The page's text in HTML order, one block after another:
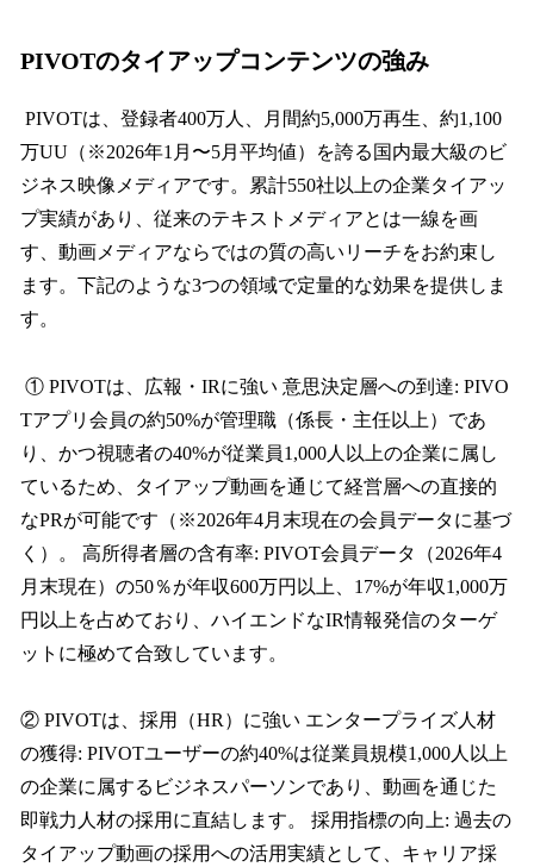
PIVOTのタイアップコンテンツの強み
PIVOTは、登録者400万人、月間約5,000万再生、約1,100
万UU（※2026年1月〜5月平均値）を誇る国内最大級のビ
ジネス映像メディアです。累計550社以上の企業タイアッ
プ実績があり、従来のテキストメディアとは一線を画
す、動画メディアならではの質の高いリーチをお約束し
ます。下記のような3つの領域で定量的な効果を提供しま
す。
① PIVOTは、広報・IRに強い 意思決定層への到達: PIVO
Tアプリ会員の約50%が管理職（係長・主任以上）であ
り、かつ視聴者の40%が従業員1,000人以上の企業に属し
ているため、タイアップ動画を通じて経営層への直接的
なPRが可能です（※2026年4月末現在の会員データに基づ
く）。 高所得者層の含有率: PIVOT会員データ（2026年4
月末現在）の50％が年収600万円以上、17%が年収1,000万
円以上を占めており、ハイエンドなIR情報発信のターゲ
ットに極めて合致しています。
② PIVOTは、採用（HR）に強い エンタープライズ人材
の獲得: PIVOTユーザーの約40%は従業員規模1,000人以上
の企業に属するビジネスパーソンであり、動画を通じた
即戦力人材の採用に直結します。 採用指標の向上: 過去の
タイアップ動画の採用への活用実績として、キャリア採